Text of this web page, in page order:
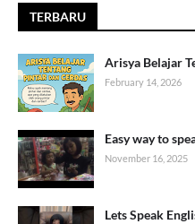
TERBARU
Arisya Belajar
February 14, 2026
Easy way to
November 16, 2025
Lets Speak